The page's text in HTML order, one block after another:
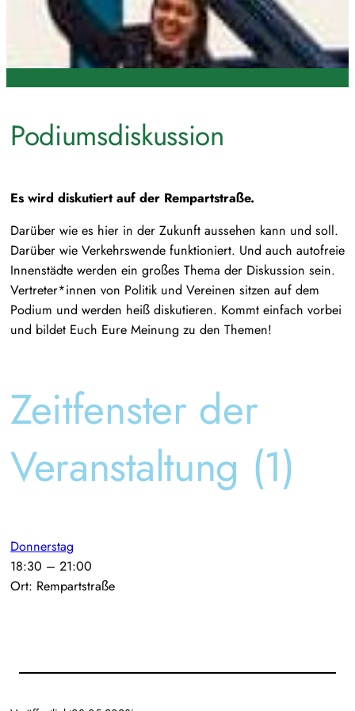
Podiumsdiskussion
Es wird diskutiert auf der Rempartstraße.
Darüber wie es hier in der Zukunft aussehen kann und soll.
Darüber wie Verkehrswende funktioniert. Und auch autofreie
Innenstädte werden ein großes Thema der Diskussion sein.
Vertreter*innen von Politik und Vereinen sitzen auf dem
Podium und werden heiß diskutieren. Kommt einfach vorbei
und bildet Euch Eure Meinung zu den Themen!
Zeitfenster der
Veranstaltung (1)
Donnerstag
18:30 – 21:00
Ort: Rempartstraße